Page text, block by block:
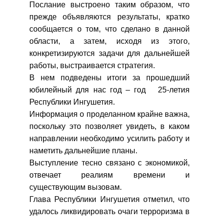
Послание выстроено таким образом, что
прежде объявляются результаты, кратко
сообщается о том, что сделано в данной
области, а затем, исходя из этого,
конкретизируются задачи для дальнейшей
работы, выстраивается стратегия.
В нем подведены итоги за прошедший
юбилейный для нас год – год 25-летия
Республики Ингушетия.
Информация о проделанном крайне важна,
поскольку это позволяет увидеть, в каком
направлении необходимо усилить работу и
наметить дальнейшие планы.
Выступление тесно связано с экономикой,
отвечает реалиям времени и
существующим вызовам.
Глава Республики Ингушетия отметил, что
удалось ликвидировать очаги терроризма в